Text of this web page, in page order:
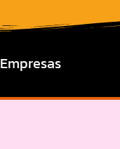
Empresas